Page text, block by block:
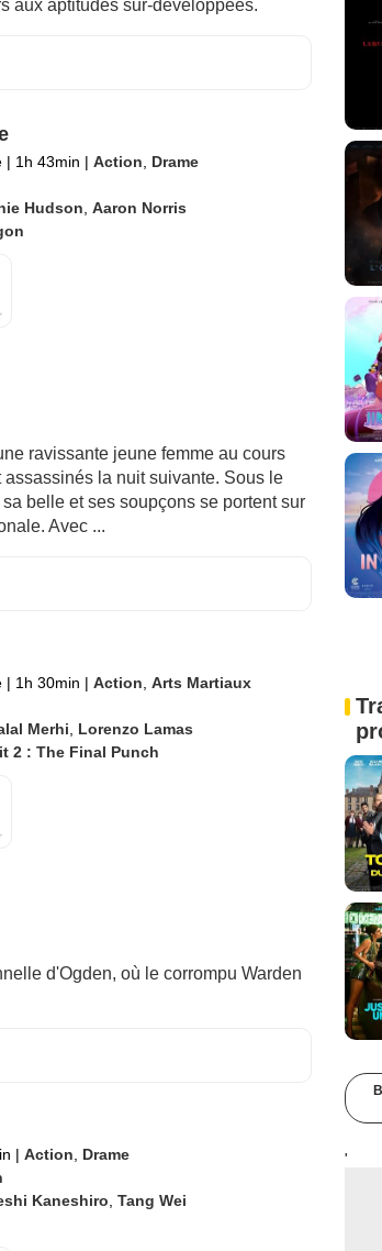
aux aptitudes sur-développées.
| 1h 43min | Action, Drame
Hudson, Aaron Norris
ravissante jeune femme au cours
la nuit suivante. Sous le
belle et ses soupçons se portent sur
Avec ...
| 1h 30min | Action Arts Martiaux
Merhi
Lorenzo Lamas
2 : The Final Punch
d'Ogden, où le corrompu Warden
| Action
Drame
Kaneshiro Tang Wei
'